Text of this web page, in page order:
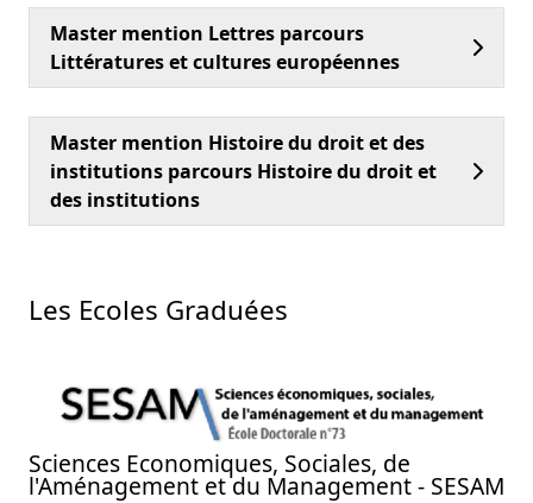
Master mention Lettres parcours
Littératures et cultures européennes
Master mention Histoire du droit et des
institutions parcours Histoire du droit et
des institutions
Les Ecoles Graduées
Sciences Economiques, Sociales, de
l'Aménagement et du Management - SESAM